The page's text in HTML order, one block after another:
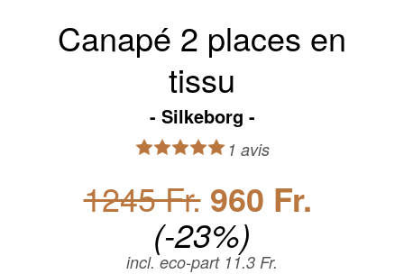
Canapé 2 places en
tissu
Silkeborg
1 avis
1245 Fr. 960 Fr.
(-23%)
incl. eco-part 11.3 Fr.